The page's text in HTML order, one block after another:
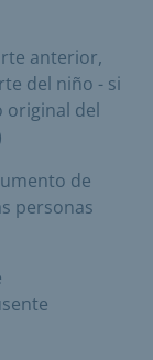
anterior,
del niño - si
original del
de
personas